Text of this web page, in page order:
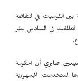
القوميات في انتفاضة
انطلقت في السادس عشر
صابري أن الحكومة
استخدمت الجمهورية